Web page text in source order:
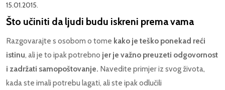
15.01.2015.
Što učiniti da ljudi budu iskreni prema vama
Razgovarajte s osobom o tome kako je teško ponekad reći
istinu, ali je to ipak potrebno jer je važno preuzeti odgovornost
i zadržati samopoštovanje. Navedite primjer iz svog života,
kada ste imali potrebu lagati, ali ste ipak odlučili